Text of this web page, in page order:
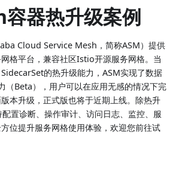
器热升级案例
Cloud Service Mesh，简称ASM）提供
格平台，兼容社区Istio开源服务网格。当
的热升级能力，ASM实现了数据
（Beta），用户可以在应用无感的情况下完
本升级，正式版也将于近期上线。除热升
置诊断、操作审计、访问日志、监控、服
位提升服务网格使用体验，欢迎您前往试